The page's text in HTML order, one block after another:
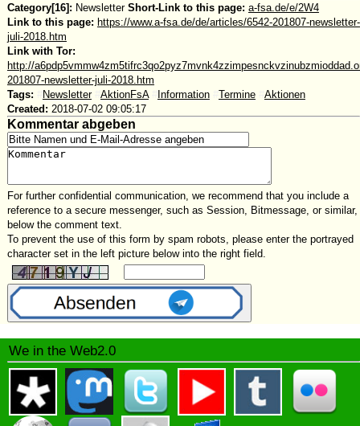
Category[16]: Newsletter Short-Link to this page: a-fsa.de/e/2W4
Link to this page: https://www.a-fsa.de/de/articles/6542-201807-newsletter-
juli-2018.htm
Link with Tor:
http://
201807-newsletter-juli-2018.htm
Tags:
Newsletter AktionFsA Information Termine
Aktionen
Created: 2018-07-02 09:05:17
Kommentar abgeben
For further confidential communication, we recommend that you include a
reference to a secure messenger, such as Session, Bitmessage, or similar,
below the comment text.
To prevent the use of this form by spam robots, please enter the portrayed
character set in the left picture below into the right field.
We in the Web2.0